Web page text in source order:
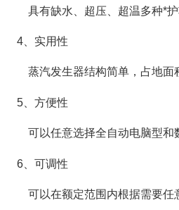
具有缺水、超压、超温多种*
4、实用性
蒸汽发生器结构简单，占地面
5、方便性
可以任意选择全自动电脑型和
6、可调性
可以在额定范围内根据需要任